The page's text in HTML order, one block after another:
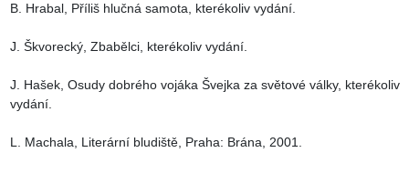
B. Hrabal, Příliš hlučná samota, kterékoliv vydání.
J. Škvorecký, Zbabělci, kterékoliv vydání.
J. Hašek, Osudy dobrého vojáka Švejka za světové války, kterékoliv
vydání.
L. Machala, Literární bludiště, Praha: Brána, 2001.